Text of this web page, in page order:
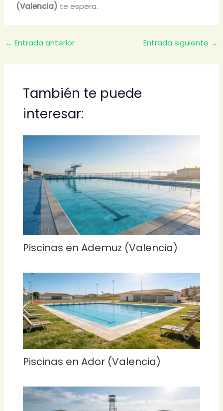
(Valencia) te espera.
← Entrada anterior Entrada siguiente →
También te puede
interesar:
Piscinas en Ademuz (Valencia)
Piscinas en Ador (Valencia)